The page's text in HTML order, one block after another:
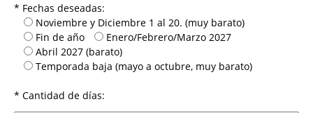
* Fechas deseadas:
Noviembre y Diciembre 1 al 20. (muy barato)
Fin de año
Enero/Febrero/Marzo 2027
Abril 2027 (barato)
Temporada baja (mayo a octubre, muy barato)
* Cantidad de días: